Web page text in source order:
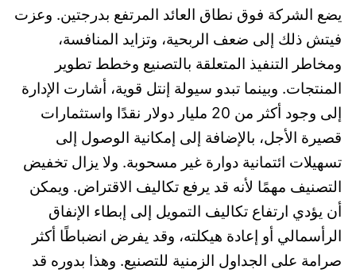
يضع الشركة فوق نطاق العائد المرتفع بدرجتين. وعزت
فيتش ذلك إلى ضعف الربحية، وتزايد المنافسة،
ومخاطر التنفيذ المتعلقة بالتصنيع وخطط تطوير
المنتجات. وبينما تبدو سيولة إنتل قوية، أشارت الإدارة
إلى وجود أكثر من 20 مليار دولار نقدًا واستثمارات
قصيرة الأجل، بالإضافة إلى إمكانية الوصول إلى
تسهيلات ائتمانية دوارة غير مسحوبة. ولا يزال تخفيض
التصنيف مهمًا لأنه قد يرفع تكاليف الاقتراض. ويمكن
أن يؤدي ارتفاع تكاليف التمويل إلى إبطاء الإنفاق
الرأسمالي أو إعادة هيكلته، وقد يفرض انضباطًا أكثر
صرامة على الجداول الزمنية للتصنيع. وهذا بدوره قد